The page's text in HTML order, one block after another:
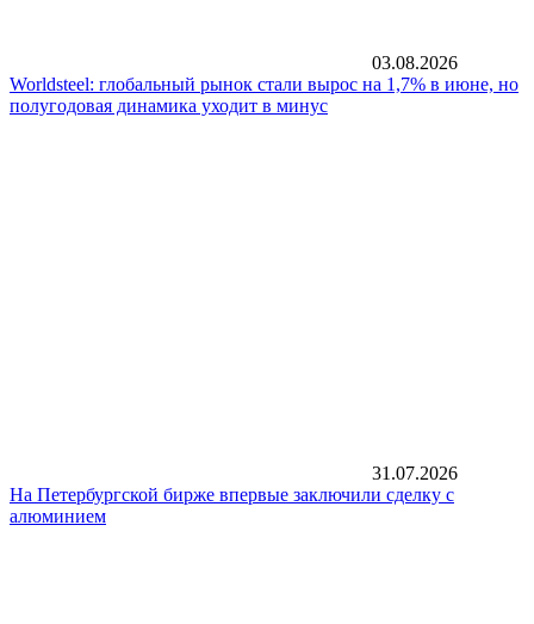
03.08.2026
Worldsteel: глобальный рынок стали вырос на 1,7% в июне, но
полугодовая динамика уходит в минус
31.07.2026
На Петербургской бирже впервые заключили сделку с
алюминием